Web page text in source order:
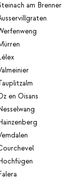
am Brenner
en Oisans